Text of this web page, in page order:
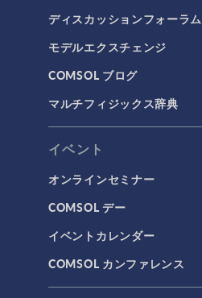
ディスカッションフォーラム
モデルエクスチェンジ
COMSOL ブログ
マルチフィジックス辞典
イベント
オンラインセミナー
COMSOL デー
イベントカレンダー
COMSOL カンファレンス